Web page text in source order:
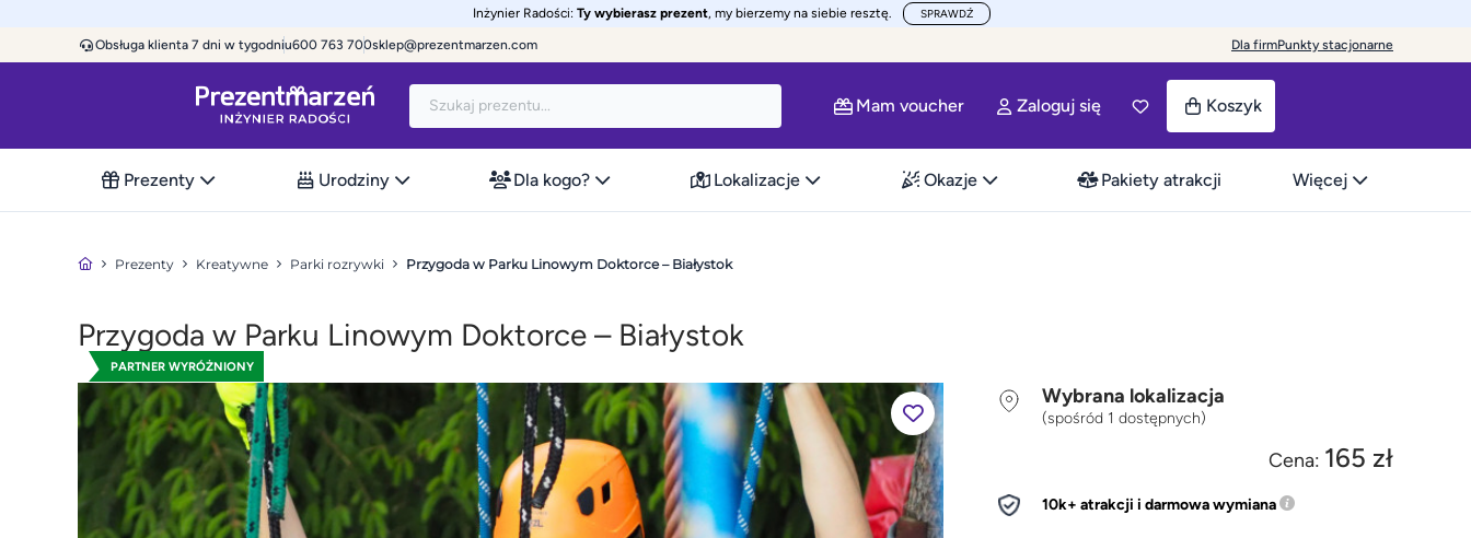
Inżynier Radości: Ty wybierasz prezent, my bierzemy na siebie resztę. SPRAWDŹ
Obsługa klienta 7 dni w tygodniu600 763 700sklep@prezentmarzen.com Dla firmPunkty stacjonarne
Mam voucher Zaloguj się Koszyk
Prezenty Urodziny Dla kogo? Lokalizacje Okazje Pakiety atrakcji Więcej
Prezenty Kreatywne Parki rozrywki Przygoda w Parku Linowym Doktorce – Białystok
Przygoda w Parku Linowym Doktorce – Białystok
PARTNER WYRÓŻNIONY
Wybrana lokalizacja
(spośród 1 dostępnych)
Cena: 165 zł
10k+ atrakcji i darmowa wymiana